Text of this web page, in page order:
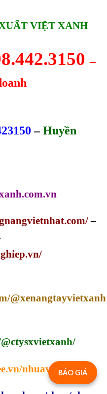
VIỆT XANH
–
–Huyền
–
@xenangtayvietxanh
nhuavietxanh/
BÁO GIÁ